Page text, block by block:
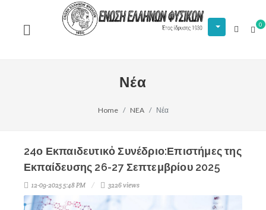
0
Νέα
Home NEA Νέα
24ο Εκπαιδευτικὀ Συνέδριο:Επιστήμες της
Εκπαίδευσης 26-27 Σεπτεμβρίου 2025
12-09-2025 5:48 PM 3226 views